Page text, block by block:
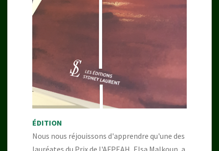
ÉDITION
Nous nous réjouissons d'apprendre qu'une des